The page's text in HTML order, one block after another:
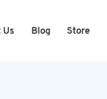
Us Blog Store